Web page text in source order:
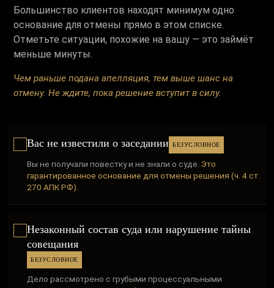
Большинство клиентов находят минимум одно
основание для отмены прямо в этом списке.
Отметьте ситуации, похожие на вашу — это займёт
меньше минуты.
Чем раньше подана апелляция, тем выше шанс на
отмену. Не ждите, пока решение вступит в силу.
Вас не известили о заседании БЕЗУСЛОВНОЕ
Вы не получали повестку и не знали о суде.Это
гарантированное основание для отмены решения (ч. 4 ст.
270 АПК РФ).
Незаконный состав суда или нарушение тайны
совещания
БЕЗУСЛОВНОЕ
Дело рассмотрено с грубыми процессуальными